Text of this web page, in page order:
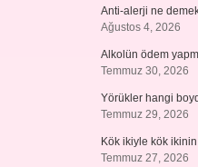
Anti-alerji ne
Ağustos 4, 2026
Alkolün ödem
Temmuz 30, 2026
Yörükler hangi
Temmuz 29, 2026
Kök ikiyle kök ikinin
Temmuz 27, 2026